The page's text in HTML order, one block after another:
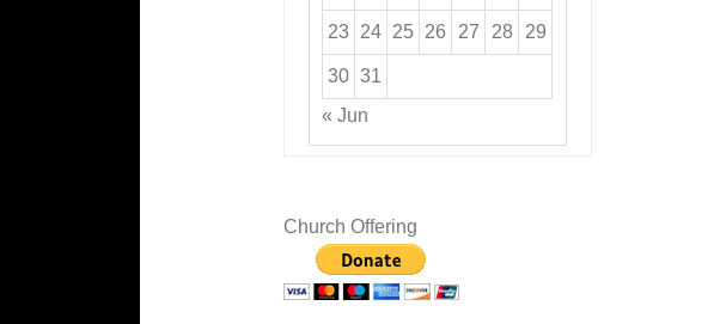
23 24 25 26 27 28 29
30 31
« Jun
Church Offering